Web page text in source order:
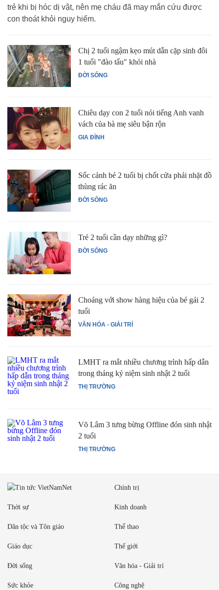
trẻ khi bị hóc dị vật, nên mẹ cháu đã may mắn cứu được
con thoát khỏi nguy hiểm.
ĐỜI SỐNG
Chị 2 tuổi ngậm kẹo mút dẫn cặp sinh đôi
1 tuổi "đào tẩu" khỏi nhà
GIA ĐÌNH
Chiêu dạy con 2 tuổi nói tiếng Anh vanh
vách của bà mẹ siêu bận rộn
ĐỜI SỐNG
Sốc cảnh bé 2 tuổi bị chốt cửa phải nhặt đồ
thùng rác ăn
ĐỜI SỐNG
Trẻ 2 tuổi cần dạy những gì?
VĂN HÓA - GIẢI TRÍ
Choáng với show hàng hiệu của bé gái 2
tuổi
THỊ TRƯỜNG
LMHT ra mắt nhiều chương trình hấp dẫn
trong tháng kỷ niệm sinh nhật 2 tuổi
THỊ TRƯỜNG
Võ Lâm 3 tưng bừng Offline đón sinh nhật
2 tuổi
Chính trị
Thời sự Kinh doanh
Dân tộc và Tôn giáo Thể thao
Giáo dục Thế giới
Đời sống Văn hóa - Giải trí
Sức khỏe Công nghệ